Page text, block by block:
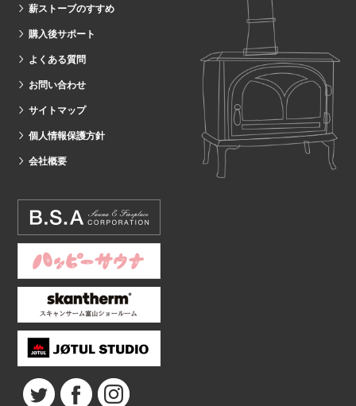
薪ストーブのすすめ
購入後サポート
よくある質問
お問い合わせ
サイトマップ
個人情報保護方針
会社概要